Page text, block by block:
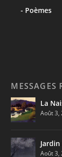
Poèmes
MESSAGES
La
Août 3,
Août 3,